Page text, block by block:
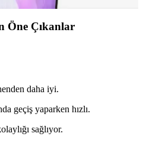
Öne Çıkanlar
daha iyi.
geçiş yaparken hızlı.
sağlıyor.